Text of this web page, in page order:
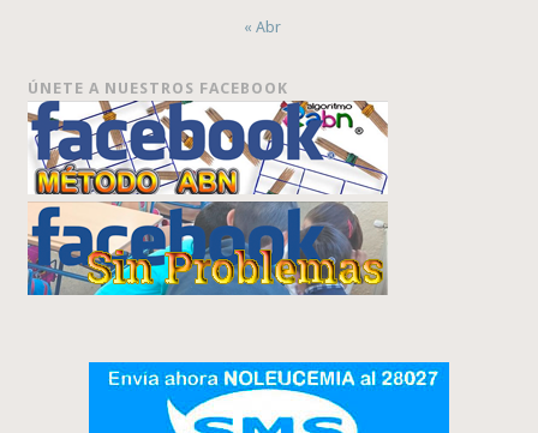
« Abr
ÚNETE A NUESTROS FACEBOOK